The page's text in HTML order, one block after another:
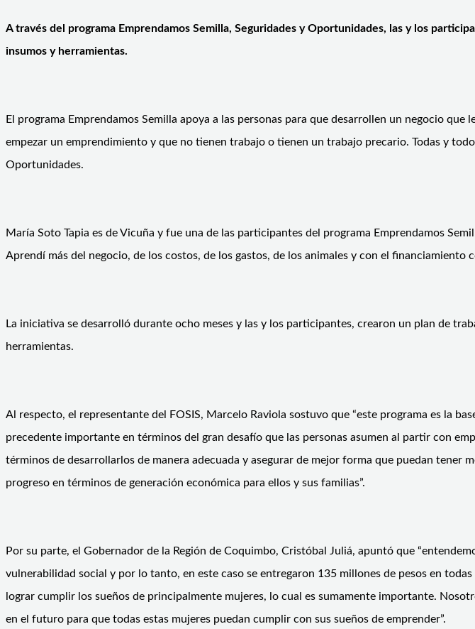
A través del programa Emprendamos Semilla, Seguridades y Oportunidades, las y los
insumos y herramientas.
El programa Emprendamos Semilla apoya a las personas para que desarrollen un negocio
empezar un emprendimiento y que no tienen trabajo o tienen un trabajo precario. Todas y
Oportunidades.
María Soto Tapia es de Vicuña y fue una de las participantes del programa Emprendamos
Aprendí más del negocio, de los costos, de los gastos, de los animales y con el financiamiento
La iniciativa se desarrolló durante ocho meses y las y los participantes, crearon un plan de
herramientas.
Al respecto, el representante del FOSIS, Marcelo Raviola sostuvo que “este programa es la
precedente importante en términos del gran desafío que las personas asumen al partir con
términos de desarrollarlos de manera adecuada y asegurar de mejor forma que puedan
progreso en términos de generación económica para ellos y sus familias”.
Por su parte, el Gobernador de la Región de Coquimbo, Cristóbal Juliá, apuntó que
vulnerabilidad social y por lo tanto, en este caso se entregaron 135 millones de pesos en
lograr cumplir los sueños de principalmente mujeres, lo cual es sumamente importante.
en el futuro para que todas estas mujeres puedan cumplir con sus sueños de emprender”.